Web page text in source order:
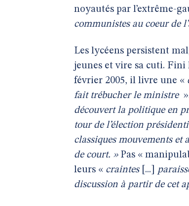
noyautés par l’extrême-
communistes au coeur de
Les lycéens persistent
jeunes et vire sa cuti. Fini
février 2005, il livre une «
fait trébucher le ministre
découvert la politique en
tour de l’élection
classiques mouvements et
de court. » Pas «
leurs « craintes [...]
discussion à partir de cet